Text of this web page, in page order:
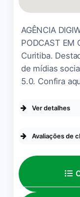
AGÊNCIA
PODCAST EM
Curitiba.
de mídias
5.0. Confira
Ver detalhes
Avaliações de